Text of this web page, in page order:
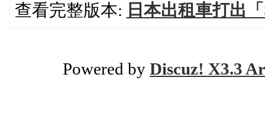
查看完整版本: 日本出租車打出
Powered by Discuz! X3.3